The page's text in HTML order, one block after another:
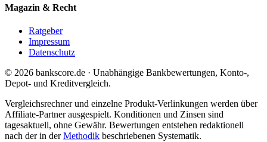
Magazin & Recht
Ratgeber
Impressum
Datenschutz
© 2026 bankscore.de · Unabhängige Bankbewertungen, Konto-,
Depot- und Kreditvergleich.
Vergleichsrechner und einzelne Produkt-Verlinkungen werden über
Affiliate-Partner ausgespielt. Konditionen und Zinsen sind
tagesaktuell, ohne Gewähr. Bewertungen entstehen redaktionell
nach der in derMethodik beschriebenen Systematik.